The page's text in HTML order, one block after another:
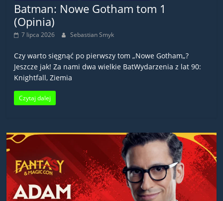
Batman: Nowe Gotham tom 1
(Opinia)
7 lipca 2026 Sebastian Smyk
Czy warto sięgnąć po pierwszy tom „Nowe Gotham„?
Jeszcze jak! Za nami dwa wielkie BatWydarzenia z lat 90:
Knightfall, Ziemia
Czytaj dalej